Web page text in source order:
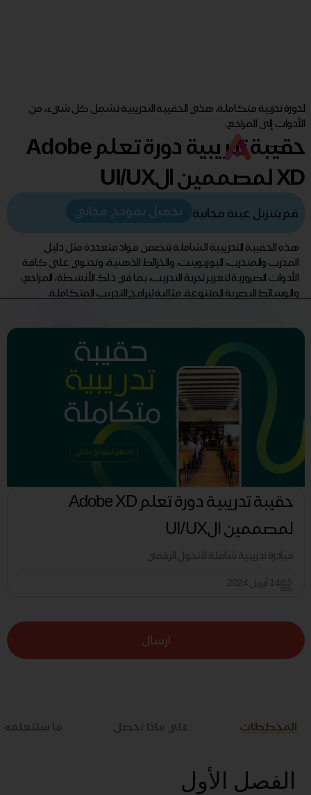
لدورة تدربية متكاملة، هذي الحقيبة التدريبية تشمل كل شيء، من
الأدوات إلى المراجع.
حقيبة تدريبية دورة تعلم Adobe
XD لمصممين الUI/UX
قم بتنزيل عينة مجانية تحميل نموذج مجاني
هذه الحقيبة التدريبية الشاملة تتضمن مواد متعددة مثل دليل
المدرب والمتدرب، البوربوينت، والخرائط الذهنية، وتحتوي على كافة
الأدوات الضرورية لتعزيز تجربة التدريب، بما في ذلك الأنشطة، المراجع،
والوسائط البصرية المتنوعة. مثالية لبرامج التدريب المتكاملة.
حقيبة تدريبية دورة تعلم Adobe XD
لمصممين الUI/UX
مبادرة تدريبية شاملة للتحول الرقمي
14 أبريل 2024
ارسال
المخططات علي ماذا تحصل ما ستتعلمه
الفصل الأول